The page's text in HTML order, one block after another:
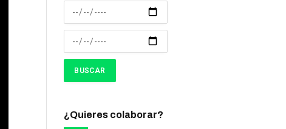
¿Quieres colaborar?